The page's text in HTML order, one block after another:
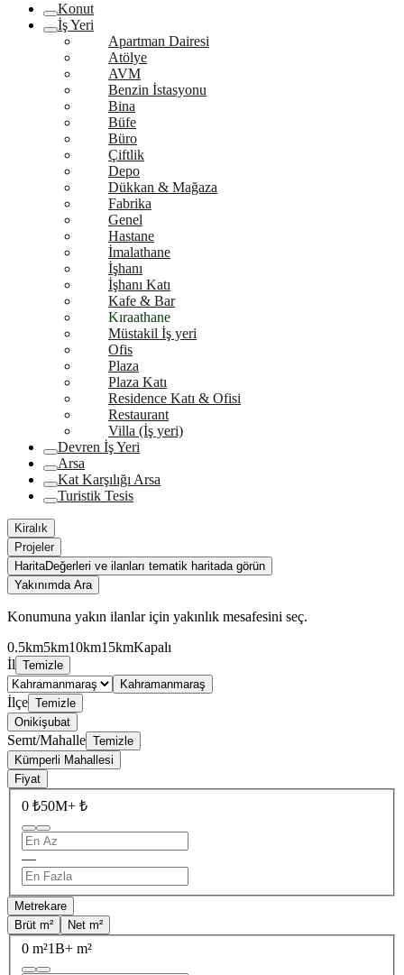
Konut
İş Yeri
Apartman Dairesi
Atölye
AVM
Benzin İstasyonu
Bina
Büfe
Büro
Çiftlik
Depo
Dükkan & Mağaza
Fabrika
Genel
Hastane
İmalathane
İşhanı
İşhanı Katı
Kafe & Bar
Kıraathane
Müstakil İş yeri
Ofis
Plaza
Plaza Katı
Residence Katı & Ofisi
Restaurant
Villa (İş yeri)
Devren İş Yeri
Arsa
Kat Karşılığı Arsa
Turistik Tesis
Kiralık
Projeler
HaritaDeğerleri ve ilanları tematik haritada görün
Yakınımda Ara
Konumuna yakın ilanlar için yakınlık mesafesini seç.
0.5km5km10km15kmKapalı
İl Temizle
Kahramanmaraş
İlçe Temizle
Onikişubat
Semt/Mahalle Temizle
Kümperli Mahallesi
Fiyat
0 ₺50M+ ₺
—
Metrekare
Brüt m²
Net m²
0 m²1B+ m²